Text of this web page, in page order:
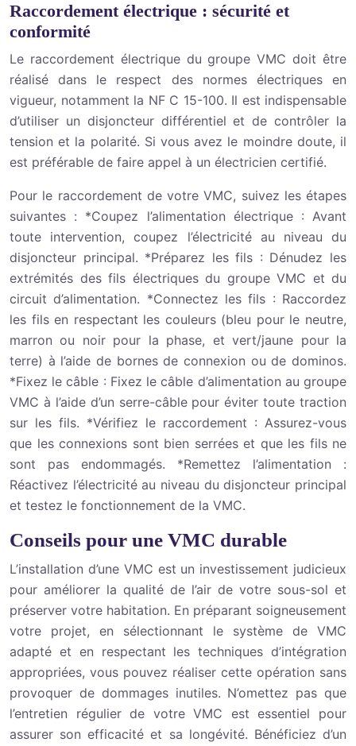
Raccordement électrique : sécurité et
conformité
Le raccordement électrique du groupe VMC doit être
réalisé dans le respect des normes électriques en
vigueur, notamment la NF C 15-100. Il est indispensable
d’utiliser un disjoncteur différentiel et de contrôler la
tension et la polarité. Si vous avez le moindre doute, il
est préférable de faire appel à un électricien certifié.
Pour le raccordement de votre VMC, suivez les étapes
suivantes : *Coupez l’alimentation électrique : Avant
toute intervention, coupez l’électricité au niveau du
disjoncteur principal. *Préparez les fils : Dénudez les
extrémités des fils électriques du groupe VMC et du
circuit d’alimentation. *Connectez les fils : Raccordez
les fils en respectant les couleurs (bleu pour le neutre,
marron ou noir pour la phase, et vert/jaune pour la
terre) à l’aide de bornes de connexion ou de dominos.
*Fixez le câble : Fixez le câble d’alimentation au groupe
VMC à l’aide d’un serre-câble pour éviter toute traction
sur les fils. *Vérifiez le raccordement : Assurez-vous
que les connexions sont bien serrées et que les fils ne
sont pas endommagés. *Remettez l’alimentation :
Réactivez l’électricité au niveau du disjoncteur principal
et testez le fonctionnement de la VMC.
Conseils pour une VMC durable
L’installation d’une VMC est un investissement judicieux
pour améliorer la qualité de l’air de votre sous-sol et
préserver votre habitation. En préparant soigneusement
votre projet, en sélectionnant le système de VMC
adapté et en respectant les techniques d’intégration
appropriées, vous pouvez réaliser cette opération sans
provoquer de dommages inutiles. N’omettez pas que
l’entretien régulier de votre VMC est essentiel pour
assurer son efficacité et sa longévité. Bénéficiez d’un